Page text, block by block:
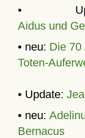
•
Aidus und
• neu: Die 70
Toten-
• Update:
• neu:
Bernacus